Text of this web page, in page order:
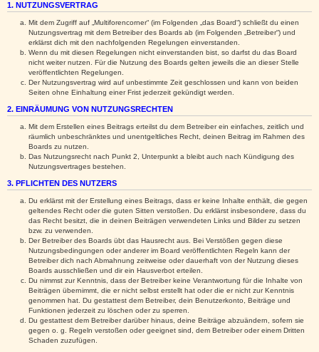
1. NUTZUNGSVERTRAG
Mit dem Zugriff auf „Multiforencorner“ (im Folgenden „das Board“) schließt du einen
Nutzungsvertrag mit dem Betreiber des Boards ab (im Folgenden „Betreiber“) und
erklärst dich mit den nachfolgenden Regelungen einverstanden.
Wenn du mit diesen Regelungen nicht einverstanden bist, so darfst du das Board
nicht weiter nutzen. Für die Nutzung des Boards gelten jeweils die an dieser Stelle
veröffentlichten Regelungen.
Der Nutzungsvertrag wird auf unbestimmte Zeit geschlossen und kann von beiden
Seiten ohne Einhaltung einer Frist jederzeit gekündigt werden.
2. EINRÄUMUNG VON NUTZUNGSRECHTEN
Mit dem Erstellen eines Beitrags erteilst du dem Betreiber ein einfaches, zeitlich und
räumlich unbeschränktes und unentgeltliches Recht, deinen Beitrag im Rahmen des
Boards zu nutzen.
Das Nutzungsrecht nach Punkt 2, Unterpunkt a bleibt auch nach Kündigung des
Nutzungsvertrages bestehen.
3. PFLICHTEN DES NUTZERS
Du erklärst mit der Erstellung eines Beitrags, dass er keine Inhalte enthält, die gegen
geltendes Recht oder die guten Sitten verstoßen. Du erklärst insbesondere, dass du
das Recht besitzt, die in deinen Beiträgen verwendeten Links und Bilder zu setzen
bzw. zu verwenden.
Der Betreiber des Boards übt das Hausrecht aus. Bei Verstößen gegen diese
Nutzungsbedingungen oder anderer im Board veröffentlichten Regeln kann der
Betreiber dich nach Abmahnung zeitweise oder dauerhaft von der Nutzung dieses
Boards ausschließen und dir ein Hausverbot erteilen.
Du nimmst zur Kenntnis, dass der Betreiber keine Verantwortung für die Inhalte von
Beiträgen übernimmt, die er nicht selbst erstellt hat oder die er nicht zur Kenntnis
genommen hat. Du gestattest dem Betreiber, dein Benutzerkonto, Beiträge und
Funktionen jederzeit zu löschen oder zu sperren.
Du gestattest dem Betreiber darüber hinaus, deine Beiträge abzuändern, sofern sie
gegen o. g. Regeln verstoßen oder geeignet sind, dem Betreiber oder einem Dritten
Schaden zuzufügen.